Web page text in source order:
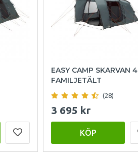
EASY CAMP SKARVAN 4
FAMILJETÄLT
(28)
3 695 kr
KÖP